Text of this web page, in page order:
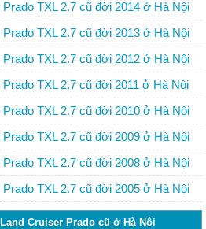
TXL 2.7 cũ đời 2014 ở Hà Nội
TXL 2.7 cũ đời 2013 ở Hà Nội
TXL 2.7 cũ đời 2012 ở Hà Nội
TXL 2.7 cũ đời 2011 ở Hà Nội
TXL 2.7 cũ đời 2010 ở Hà Nội
TXL 2.7 cũ đời 2009 ở Hà Nội
TXL 2.7 cũ đời 2008 ở Hà Nội
TXL 2.7 cũ đời 2005 ở Hà Nội
Cruiser Prado cũ ở Hà Nội